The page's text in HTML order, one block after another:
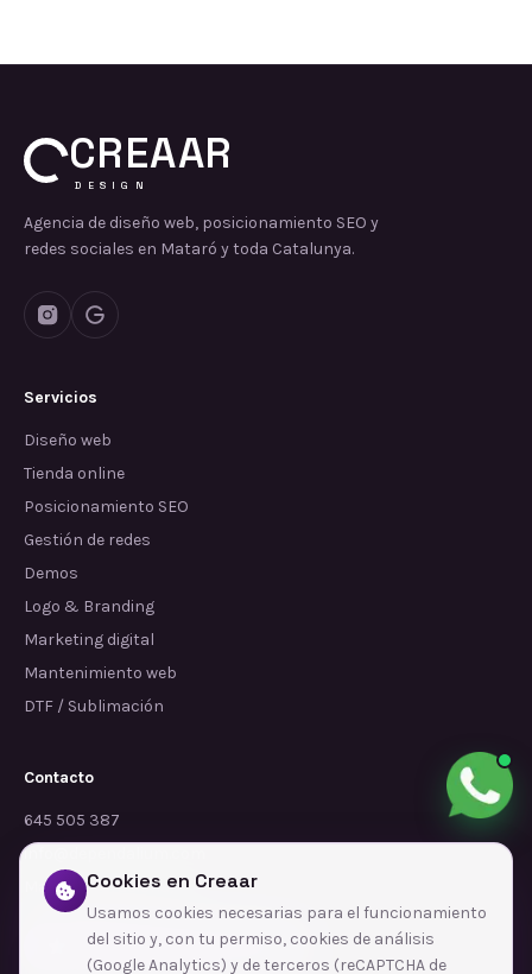
CREAAR
DESIGN
Agencia de diseño web, posicionamiento SEO y
redes sociales en Mataró y toda Catalunya.
Servicios
Diseño web
Tienda online
Posicionamiento SEO
Gestión de redes
Demos
Logo & Branding
Marketing digital
Mantenimiento web
DTF / Sublimación
Contacto
645 505 387
info@dependalium.com
Mataró (Barcelona)
Déjanos tu reseña en Google
Cookies en Creaar
Usamos cookies necesarias para el funcionamiento
del sitio y, con tu permiso, cookies de análisis
(Google Analytics) y de terceros (reCAPTCHA de